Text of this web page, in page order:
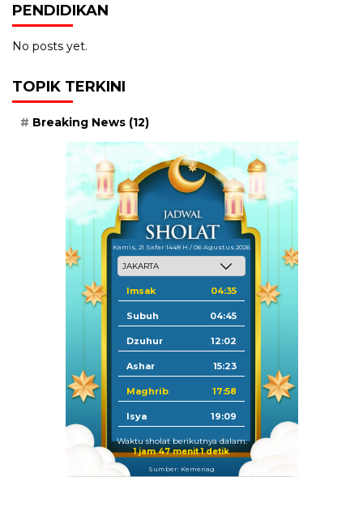
PENDIDIKAN
No posts yet.
TOPIK TERKINI
Breaking News (12)
Kamis, 21 Safar 1448 H / 06 Agustus 2026
Imsak 04:35
Subuh 04:45
Dzuhur 12:02
Ashar 15:23
Maghrib 17:58
Isya 19:09
Waktu sholat berikutnya dalam:
1 jam 46 menit 59 detik
Sumber: Kemenag